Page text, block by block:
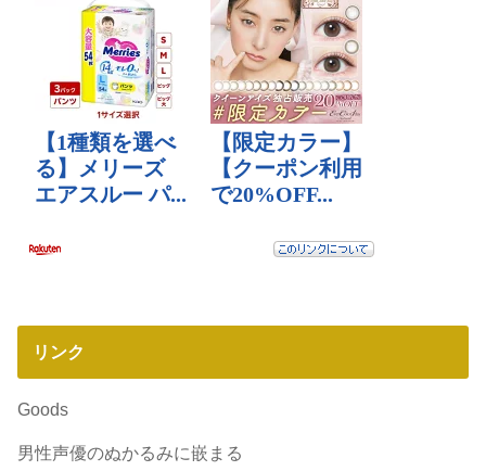
リンク
Goods
男性声優のぬかるみに嵌まる